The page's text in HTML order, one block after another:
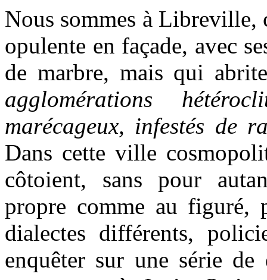
Nous sommes à
opulente en façade, avec
de marbre, mais qui
agglomérations
marécageux, infestés de
Dans cette ville
côtoient, sans pour
propre comme au figuré,
dialectes différents,
enquêter sur une série